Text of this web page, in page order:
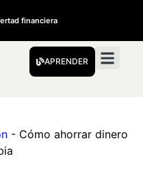
financiera
APRENDER
- Cómo ahorrar dinero